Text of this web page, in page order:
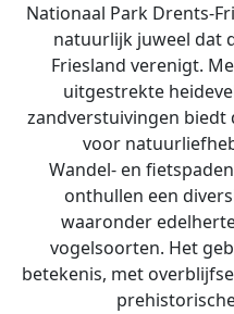
Nationaal Park Drents-
natuurlijk juweel dat
Friesland verenigt.
uitgestrekte
zandverstuivingen
voor
Wandel- en
onthullen een
waaronder
vogelsoorten. Het
betekenis, met